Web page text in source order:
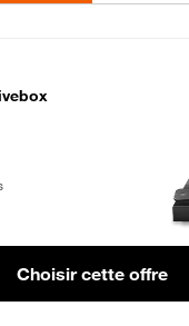
Livebox
Choisir cette offre